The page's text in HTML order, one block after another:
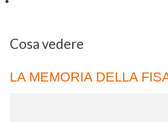
Cosa vedere
LA MEMORIA DELLA